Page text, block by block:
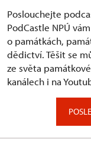
Poslouchejte
PodCastle NPÚ
o památkách,
dědictví. Těšit se
ze světa
kanálech i na